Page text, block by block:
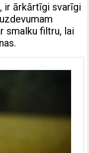
ir ārkārtīgi svarīgi
smalku filtru, lai